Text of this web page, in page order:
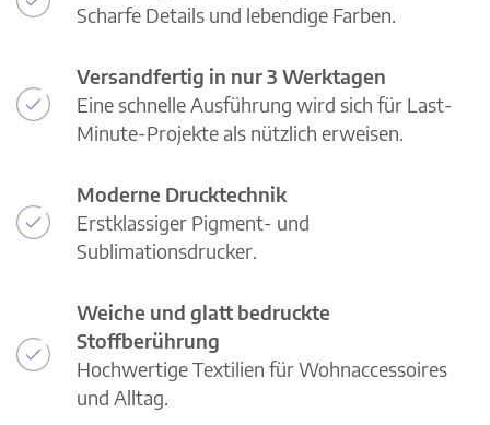
Scharfe Details und lebendige Farben.
Versandfertig in nur 3 Werktagen
Eine schnelle Ausführung wird sich für Last-
Minute-Projekte als nützlich erweisen.
Moderne Drucktechnik
Erstklassiger Pigment- und
Sublimationsdrucker.
Weiche und glatt bedruckte
Stoffberührung
Hochwertige Textilien für Wohnaccessoires
und Alltag.